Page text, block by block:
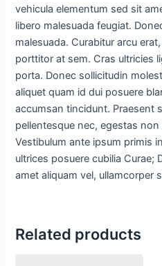
vehicula elementum sed sit
libero malesuada feugiat.
malesuada. Curabitur arcu
porttitor at sem. Cras ultricies
porta. Donec sollicitudin
aliquet quam id dui posuere
accumsan tincidunt. Praesent
pellentesque nec, egestas
Vestibulum ante ipsum primis
ultrices posuere cubilia Curae;
amet aliquam vel, ullamcorper
Related products